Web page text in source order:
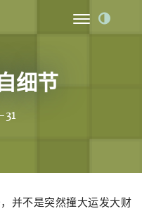
细节
并不是突然撞大运发大财